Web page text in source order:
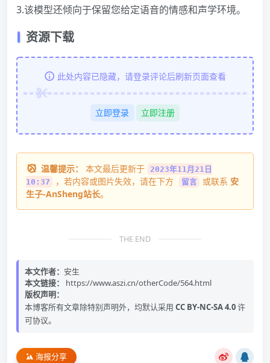
3.该模型还倾向于保留您给定语音的情感和声学环境。
资源下载
此处内容已隐藏，请登录评论后刷新页面查看
立即登录 立即注册
温馨提示： 本文最后更新于
2023年11月21日
10:37
，若内容或图片失效，请在下方 留言 或联系 安
生子-AnSheng站长。
THE END
本文作者： 安生
本文链接：
https://www.aszi.cn/otherCode/564.html
版权声明：
本博客所有文章除特别声明外，均默认采用 CC BY-NC-SA 4.0许
可协议。
海报分享